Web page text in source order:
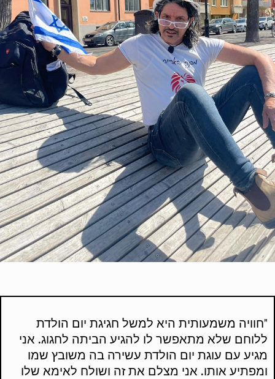
"חוויה משמעותית היא למשל חגיגת יום הולדת
ללוחם שלא מתאפשר לו להגיע הביתה לחגוג. אני
מגיע עם עוגת יום הולדת עשירה בה משובץ שמו
ומפתיע אותו. אני מצלם את זה ושולח לאימא שלו